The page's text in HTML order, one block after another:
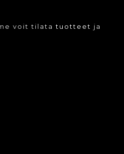
voit tilatatuotteet ja